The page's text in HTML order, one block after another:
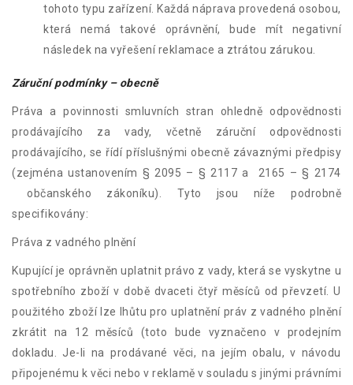
tohoto typu zařízení. Každá náprava provedená osobou,
která nemá takové oprávnění, bude mít negativní
následek na vyřešení reklamace a ztrátou zárukou.
Záruční podmínky – obecně
Práva a povinnosti smluvních stran ohledně odpovědnosti
prodávajícího za vady, včetně záruční odpovědnosti
prodávajícího, se řídí příslušnými obecně závaznými předpisy
(zejména ustanovením § 2095 – § 2117 a 2165 – § 2174
občanského zákoníku). Tyto jsou níže podrobně
specifikovány:
Práva z vadného plnění
Kupující je oprávněn uplatnit právo z vady, která se vyskytne u
spotřebního zboží v době dvaceti čtyř měsíců od převzetí. U
použitého zboží lze lhůtu pro uplatnění práv z vadného plnění
zkrátit na 12 měsíců (toto bude vyznačeno v prodejním
dokladu. Je-li na prodávané věci, na jejím obalu, v návodu
připojenému k věci nebo v reklamě v souladu s jinými právními